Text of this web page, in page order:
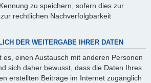
zu speichern, sofern dies zur
rechtlichen Nachverfolgbarkeit
DER WEITERGABE IHRER DATEN
es, einen Austausch mit anderen Personen
sich daher bewusst, dass die Daten Ihres
erstellten Beiträge im Internet zugänglich